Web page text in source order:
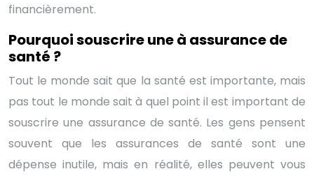
financièrement.
Pourquoi souscrire une à assurance de
santé ?
Tout le monde sait que la santé est importante, mais
pas tout le monde sait à quel point il est important de
souscrire une assurance de santé. Les gens pensent
souvent que les assurances de santé sont une
dépense inutile, mais en réalité, elles peuvent vous